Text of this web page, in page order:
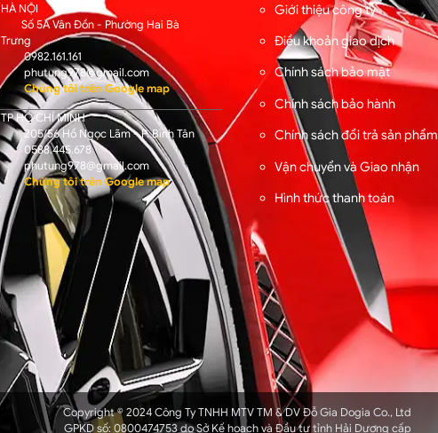
HÀ NỘI
Số 5A Vân Đồn - Phường Hai Bà
Trưng
0982.161.161
phutung978@gmail.com
Chúng tôi trên Google map
TP HỒ CHÍ MINH
205/56 Hồ Ngọc Lãm - P. Bình Tân
0588.445.678
phutung978@gmail.com
Chúng tôi trên Google map
Giới thiệu công ty
Điều khoản giao dịch
Chính sách bảo mật
Chính sách bảo hành
Chính sách đổi trả sản phẩm
Vận chuyển và Giao nhận
Hình thức thanh toán
Copyright © 2024 Công Ty TNHH MTV TM & DV Đỗ Gia Dogia Co., Ltd
GPKD số: 0800474753 do Sở Kế hoạch và Đầu tư tỉnh Hải Dương cấp